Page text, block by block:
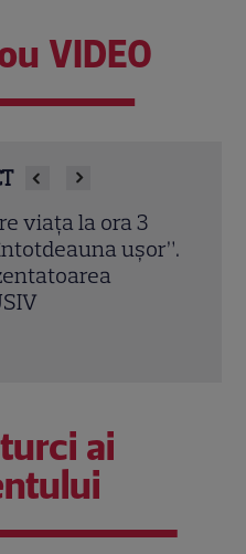
VIDEO
la întrecere, 27
Slav și Selina
surpriză le
ai